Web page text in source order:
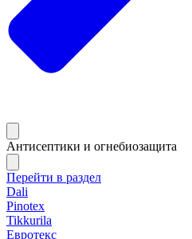
Антисептики и огнебиозащита
Перейти в раздел
Dali
Pinotex
Tikkurila
Евротекс